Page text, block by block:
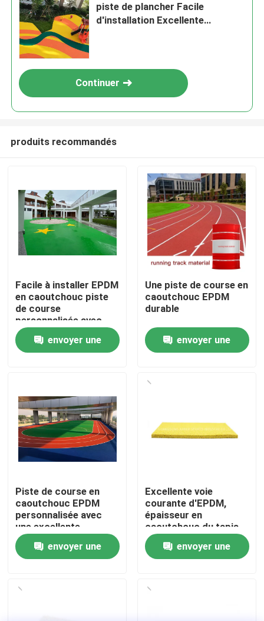
Accueil
Produits
Vidéos
Visite de l'usine
Contrôle de qualité
Nous contacter
Nouvelles
piste de plancher Facile
d'installation Excellente
Continuer
produits recommandés
Facile à installer EPDM
en caoutchouc piste
de course
personnalisée avec
flexibilité UV
envoyer une
Une piste de course en
caoutchouc EPDM
durable
envoyer une
Piste de course en
caoutchouc EPDM
personnalisée avec
une excellente
absorption des chocs
et une résistance aux
UV
envoyer une
Excellente voie
courante d'EPDM,
épaisseur en
caoutchouc du tapis
15mm d'EPDM
envoyer une